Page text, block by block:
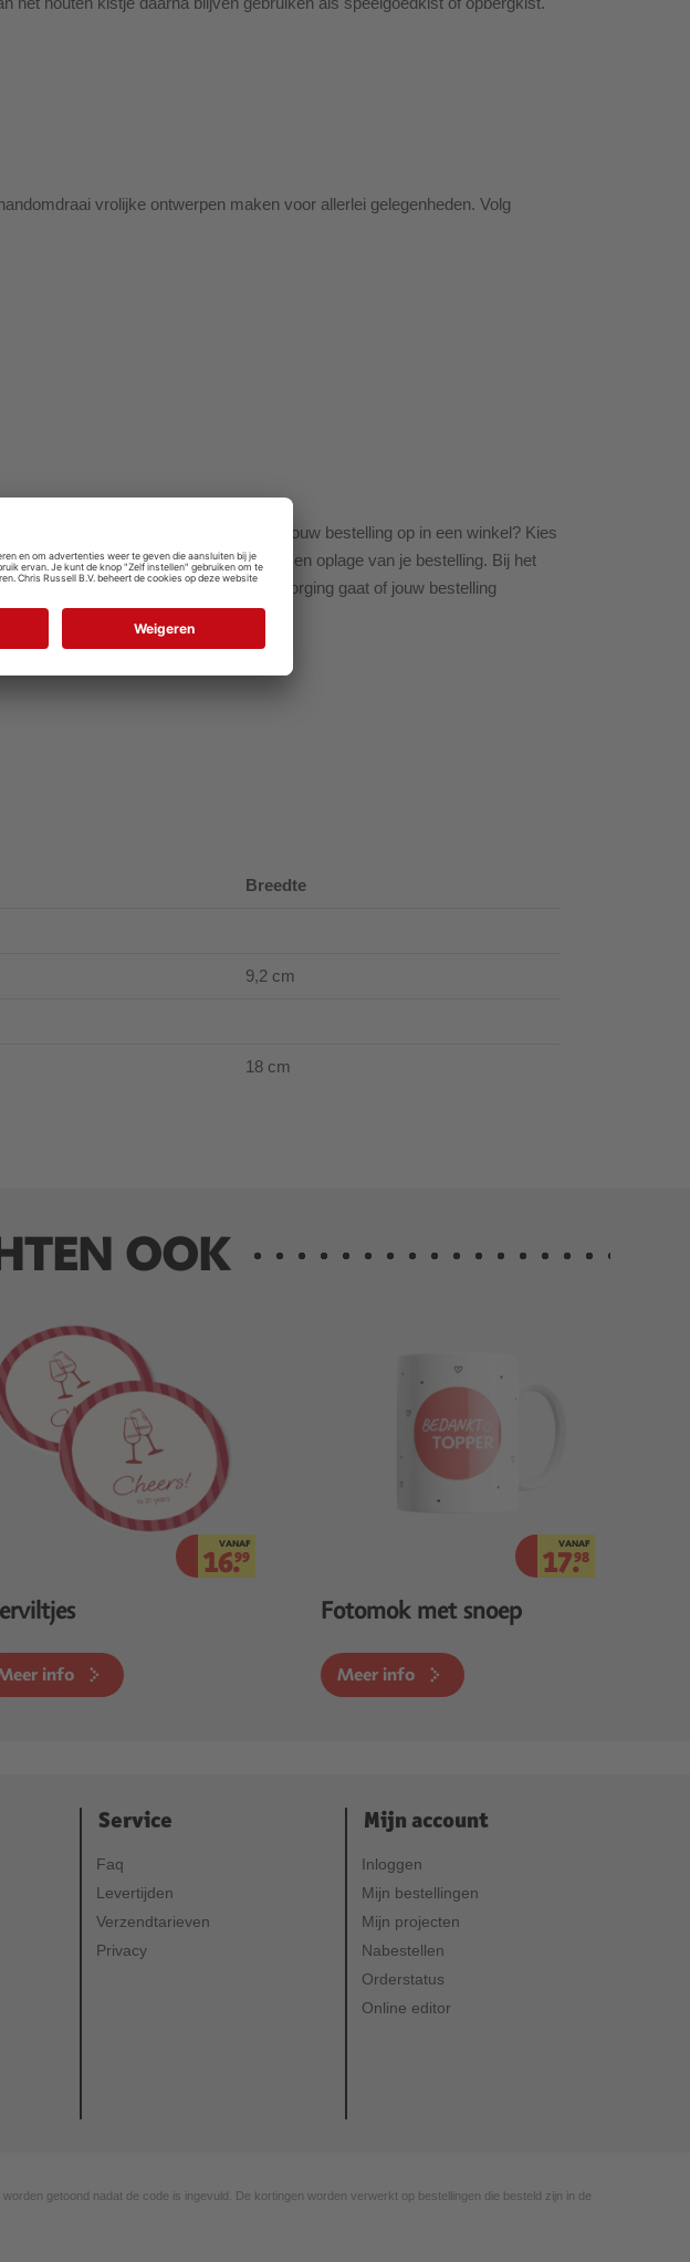
vrolijke ontwerpen maken voor allerlei gelegenheden. Volg
jou wordt afgeleverd. Haal je liever jouw bestelling op in een winkel? Kies
dat dit afhankelijk is van het formaat en oplage van je bestelling. Bij het
zien. Dus, of je nu voor thuisbezorging gaat of jouw bestelling
feest beginnen.
Breedte
9,2 cm
18 cm
OOK
VANAF
16.99
info
VANAF
17.98
Fotomok met snoep
Meer info
Service
Faq
Levertijden
Verzendtarieven
Privacy
Mijn account
Inloggen
Mijn bestellingen
Mijn projecten
Nabestellen
Orderstatus
Online editor
getoond nadat de code is ingevuld. De kortingen worden verwerkt op bestellingen die besteld zijn in de